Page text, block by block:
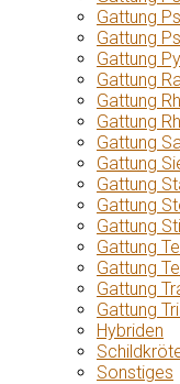
Gattung
Gattung
Gattung
Gattung
Gattung
Gattung
Gattung
Gattung
Gattung
Gattung
Gattung
Gattung
Gattung
Gattung
Gattung
Hybriden
Sonstiges